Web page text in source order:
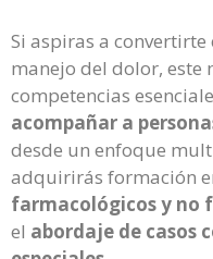
Si aspiras a
manejo del dolor, este
competencias
acompañar a
desde un enfoque
adquirirás formación
farmacológicos y no
el abordaje de casos